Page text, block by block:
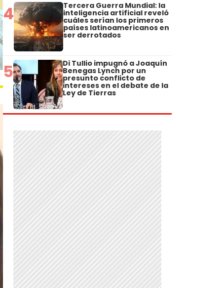
4 Tercera Guerra Mundial: la
inteligencia artificial reveló
cuáles serían los primeros
países latinoamericanos en
ser derrotados
5 Di Tullio impugnó a Joaquín
Benegas Lynch por un
presunto conflicto de
intereses en el debate de la
Ley de Tierras